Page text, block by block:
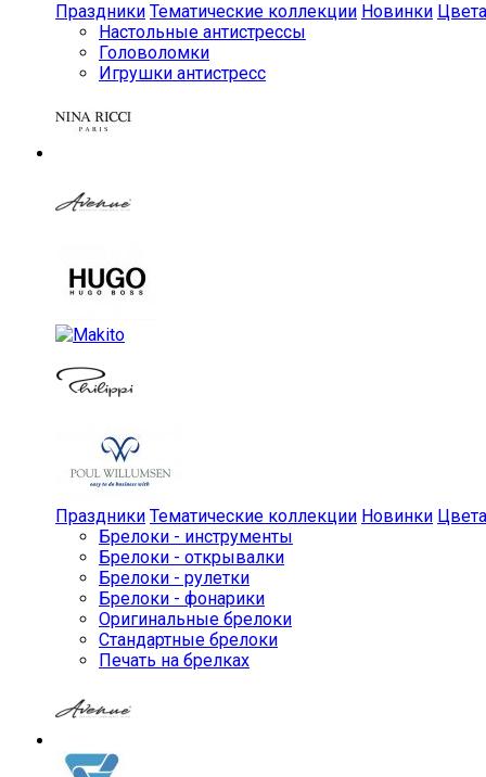
Праздники Тематические коллекции Новинки Цвета
Настольные антистрессы
Головоломки
Игрушки антистресс
Праздники Тематические коллекции Новинки Цвета
Брелоки - инструменты
Брелоки - открывалки
Брелоки - рулетки
Брелоки - фонарики
Оригинальные брелоки
Стандартные брелоки
Печать на брелках